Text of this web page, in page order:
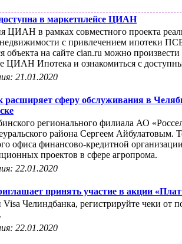
в маркетплейсе ЦИАН
ЦИАН в рамках совместного проекта
с привлечением ипотеки
объекта на сайте cian.ru можно
ЦИАН Ипотека и ознакомиться с
21.01.2020
расширяет сферу обслуживания в
регионального филиала АО
района Сергеем Айбулатовым.
офиса финансово-кредитной
проектов в сфере агропрома.
22.01.2020
принять участие в акции
Visa Челиндбанка, регистрируйте чеки от
22.01.2020